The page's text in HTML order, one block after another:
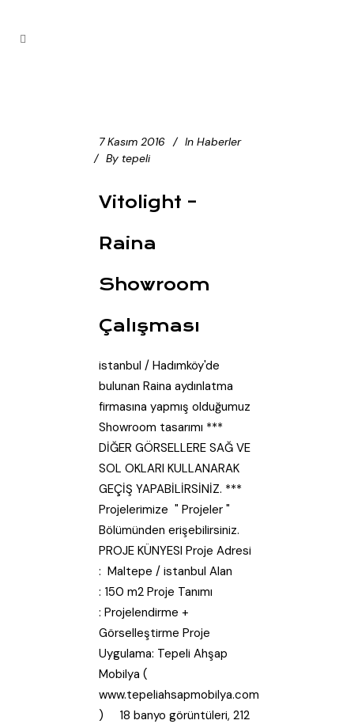
7 Kasım 2016 In Haberler
By tepeli
Vitolight –
Raina
Showroom
Çalışması
istanbul / Hadımköy'de
bulunan Raina aydınlatma
firmasına yapmış olduğumuz
Showroom tasarımı ***
DİĞER GÖRSELLERE SAĞ VE
SOL OKLARI KULLANARAK
GEÇİŞ YAPABİLİRSİNİZ. ***
Projelerimize " Projeler "
Bölümünden erişebilirsiniz.
PROJE KÜNYESI Proje Adresi
: Maltepe / istanbul Alan
: 150 m2 Proje Tanımı
: Projelendirme +
Görselleştirme Proje
Uygulama: Tepeli Ahşap
Mobilya (
www.tepeliahsapmobilya.com
) 18 banyo görüntüleri, 212